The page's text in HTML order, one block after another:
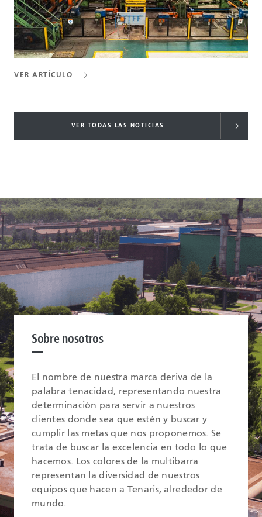
VER ARTÍCULO
VER TODAS LAS NOTICIAS
Sobre nosotros
El nombre de nuestra marca deriva de la
palabra tenacidad, representando nuestra
determinación para servir a nuestros
clientes donde sea que estén y buscar y
cumplir las metas que nos proponemos. Se
trata de buscar la excelencia en todo lo que
hacemos. Los colores de la multibarra
representan la diversidad de nuestros
equipos que hacen a Tenaris, alrededor de
mundo.